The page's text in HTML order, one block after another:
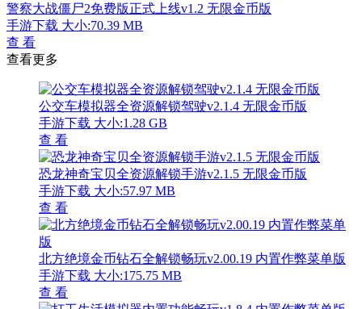
警察大战僵尸2免费版正式上线v1.2 无限金币版
手游下载 大小:70.39 MB
查 看
查看更多
公交车模拟器全资源解锁驾驶v2.1.4 无限金币版
手游下载 大小:1.28 GB
查 看
恐龙神奇宝贝全资源解锁手游v2.1.5 无限金币版
手游下载 大小:57.97 MB
查 看
北方绝境金币钻石全解锁畅玩v2.00.19 内置作弊菜单版
手游下载 大小:175.75 MB
查 看